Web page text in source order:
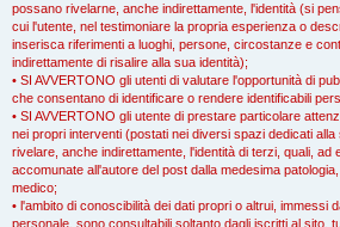
possano rivelarne, anche indirettamente, l'identità (si
cui l'utente, nel testimoniare la propria esperienza o
inserisca riferimenti a luoghi, persone, circostanze e
indirettamente di risalire alla sua identità);
• SI AVVERTONO gli utenti di valutare l'opportunità di
che consentano di identificare o rendere identificabili
• SI AVVERTONO gli utente di prestare particolare
nei propri interventi (postati nei diversi spazi dedicati
rivelare, anche indirettamente, l'identità di terzi, quali, ad
accomunate all'autore del post dalla medesima
medico;
• l'ambito di conoscibilità dei dati propri o altrui, immessi
personale, sono consultabili soltanto dagli iscritti al sito,